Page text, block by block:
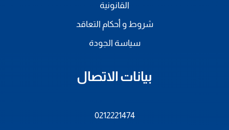
القانونية
شروط و أحكام التعاقد
سياسة الجودة
بيانات الاتصال
0212221474